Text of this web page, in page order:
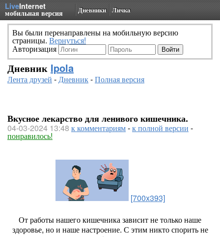
LiveInternet
мобильная версия Дневники Личка
Вы были перенаправлены на мобильную версию
страницы. Вернуться!
Авторизация
Дневник Ipola
Лента друзей -Дневник-Полная версия
Вкусное лекарство для ленивого кишечника.
04-03-2024 13:48 к комментариям-к полной версии -
понравилось!
[700x393]
От работы нашего кишечника зависит не только наше
здоровье, но и наше настроение. С этим никто спорить не